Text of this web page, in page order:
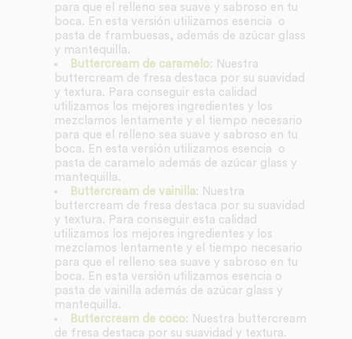
para que el relleno sea suave y sabroso en tu
boca. En esta versión utilizamos esencia o
pasta de frambuesas, además de azúcar glass
y mantequilla.
Buttercream de caramelo: Nuestra
buttercream de fresa destaca por su suavidad
y textura. Para conseguir esta calidad
utilizamos los mejores ingredientes y los
mezclamos lentamente y el tiempo necesario
para que el relleno sea suave y sabroso en tu
boca. En esta versión utilizamos esencia o
pasta de caramelo además de azúcar glass y
mantequilla.
Buttercream de vainilla: Nuestra
buttercream de fresa destaca por su suavidad
y textura. Para conseguir esta calidad
utilizamos los mejores ingredientes y los
mezclamos lentamente y el tiempo necesario
para que el relleno sea suave y sabroso en tu
boca. En esta versión utilizamos esencia o
pasta de vainilla además de azúcar glass y
mantequilla.
Buttercream de coco: Nuestra buttercream
de fresa destaca por su suavidad y textura.